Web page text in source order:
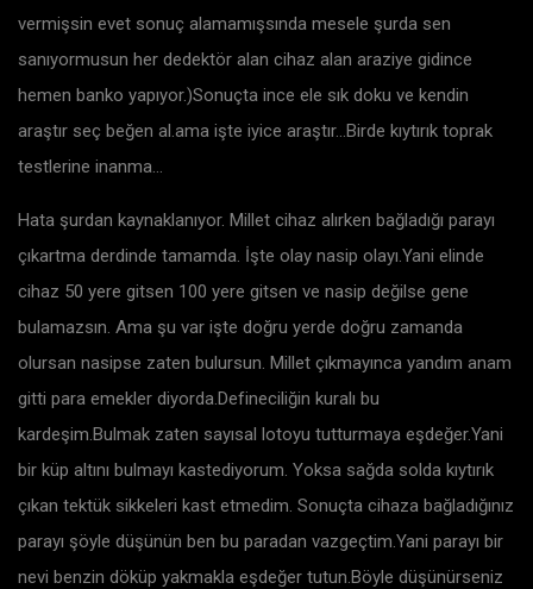
vermişsin evet sonuç alamamışsında mesele şurda sen
sanıyormusun her dedektör alan cihaz alan araziye gidince
hemen banko yapıyor.)Sonuçta ince ele sık doku ve kendin
araştır seç beğen al.ama işte iyice araştır…Birde kıytırık toprak
testlerine inanma…
Hata şurdan kaynaklanıyor. Millet cihaz alırken bağladığı parayı
çıkartma derdinde tamamda. İşte olay nasip olayı.Yani elinde
cihaz 50 yere gitsen 100 yere gitsen ve nasip değilse gene
bulamazsın. Ama şu var işte doğru yerde doğru zamanda
olursan nasipse zaten bulursun. Millet çıkmayınca yandım anam
gitti para emekler diyorda.Defineciliğin kuralı bu
kardeşim.Bulmak zaten sayısal lotoyu tutturmaya eşdeğer.Yani
bir küp altını bulmayı kastediyorum. Yoksa sağda solda kıytırık
çıkan tektük sikkeleri kast etmedim. Sonuçta cihaza bağladığınız
parayı şöyle düşünün ben bu paradan vazgeçtim.Yani parayı bir
nevi benzin döküp yakmakla eşdeğer tutun.Böyle düşünürseniz